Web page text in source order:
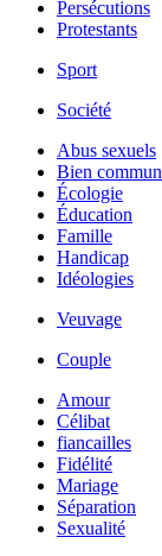
Persécutions
Protestants
Sport
Société
Abus sexuels
Bien commun
Écologie
Éducation
Famille
Handicap
Idéologies
Veuvage
Couple
Amour
Célibat
fiancailles
Fidélité
Mariage
Séparation
Sexualité